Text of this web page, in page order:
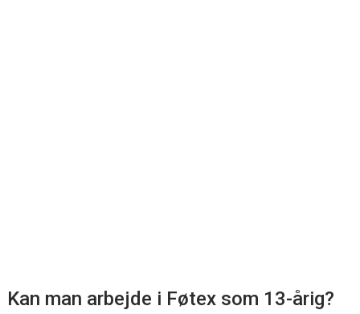
Kan man arbejde i Føtex som 13-årig?